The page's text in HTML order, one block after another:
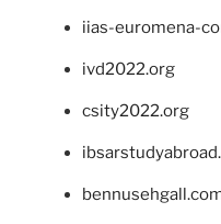
iias-euromena-
ivd2022.org
csity2022.org